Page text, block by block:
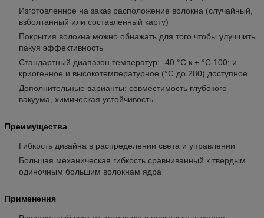
Изготовленное на заказ расположение волокна (случайный,
взболтанный или составленный карту)
Покрытия волокна можно обнажать для того чтобы улучшить
пакуя эффективность
Стандартный диапазон температур: -40 °C к + °C 100; и
криогенное и высокотемпературное (°C до 280) доступное
Дополнительные варианты: совместимость глубокого
вакуума, химическая устойчивость
Преимущества
Гибкость дизайна в распределении света и управлении
Большая механическая гибкость сравниванный к твердым
одиночным большим волокнам ядра
Применения